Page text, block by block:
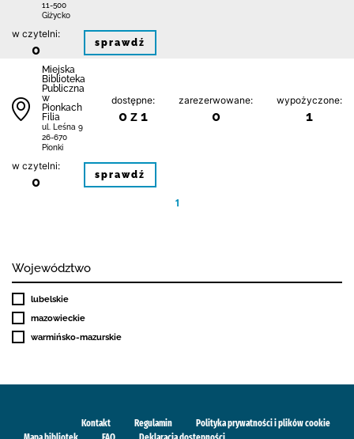
11-500
Giżycko
w czytelni:
0 sprawdź
Miejska
Biblioteka
Publiczna
w
Pionkach
Filia
ul. Leśna 9
26-670
Pionki
dostępne:
0 z 1
zarezerwowane:
0
wypożyczone:
1
w czytelni:
0 sprawdź
1
Województwo
lubelskie
mazowieckie
warmińsko-mazurskie
Kontakt Regulamin
Polityka prywatności i plików cookie